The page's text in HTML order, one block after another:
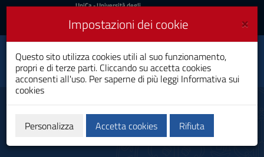
Vai
al
navigazione
UniCa
Accedi
UniCa- Università degli
Accedi UniCA News
Toggle
navigation
Scienze Chimiche
Laurea Magistrale
Avvisi
×
Impostazioni dei cookie
Questo sito utilizza cookies utili al suo funzionamento,
propri e di terze parti. Cliccando su accetta cookies
acconsenti all'uso. Per saperne di più leggi Informativa sui
cookies
Personalizza Accetta cookies Rifiuta